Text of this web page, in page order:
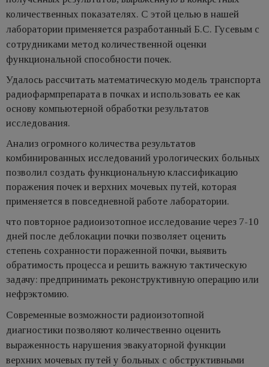
количественных показателях. С этой целью в нашей
лаборатории применяется разработанный Б.С. Гусевым с
сотрудниками метод количественной оценки
функциональной способности почек.
Удалось рассчитать математическую модель транспорта
радиофармпрепарата в почках и использовать ее как
основу компьютерной обработки результатов
исследования.
Анализ огромного количества результатов
комбинированных исследований урологических больных
позволил создать функциональную классификацию
поражения почек и верхних мочевых путей, которая
применяется в повседневной работе лаборатории.
что повторное радиоизотопное исследование через 7-10
дней после деблокации почки позволяет оценить
степень сохранности пораженной почки, выявить
обратимость процесса и решить важную тактическую
задачу: предпринимать реконструктивную операцию или
нефрэктомию.
Современные возможности радиоизотопной
диагностики позволяют количественно оценить
выраженность нарушения эвакуаторной функции
верхних мочевых путей у больных с обструктивными